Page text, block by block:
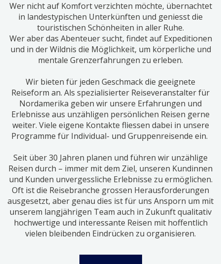
Wer nicht auf Komfort verzichten möchte, übernachtet
in landestypischen Unterkünften und geniesst die
touristischen Schönheiten in aller Ruhe.
Wer aber das Abenteuer sucht, findet auf Expeditionen
und in der Wildnis die Möglichkeit, um körperliche und
mentale Grenzerfahrungen zu erleben.
Wir bieten für jeden Geschmack die geeignete
Reiseform an. Als spezialisierter Reiseveranstalter für
Nordamerika geben wir unsere Erfahrungen und
Erlebnisse aus unzähligen persönlichen Reisen gerne
weiter. Viele eigene Kontakte fliessen dabei in unsere
Programme für Individual- und Gruppenreisende ein.
Seit über 30 Jahren planen und führen wir unzählige
Reisen durch – immer mit dem Ziel, unseren Kundinnen
und Kunden unvergessliche Erlebnisse zu ermöglichen.
Oft ist die Reisebranche grossen Herausforderungen
ausgesetzt, aber genau dies ist für uns Ansporn um mit
unserem langjährigen Team auch in Zukunft qualitativ
hochwertige und interessante Reisen mit hoffentlich
vielen bleibenden Eindrücken zu organisieren.